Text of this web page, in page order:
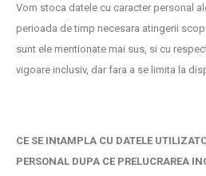
Vom stoca datele cu caracter personal
perioada de timp necesara atingerii
sunt ele mentionate mai sus, si cu
vigoare inclusiv, dar fara a se limita la
CE SE INtAMPLA CU DATELE
PERSONAL DUPA CE PRELUCRAREA